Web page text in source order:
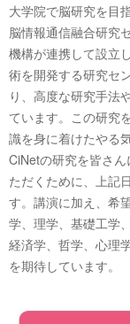
大学院で脳研究を目
脳情報通信融合研究
機構が連携して設立
術を開発する研究セ
り、高度な研究手法
ています。この研究
識を身に着けたやる
CiNetの研究を皆さ
ただくために、上記
す。講演に加え、希
学、理学、基礎工学
経済学、哲学、心理
を期待しています。